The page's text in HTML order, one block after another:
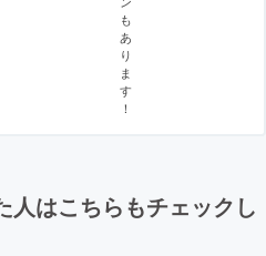
も
あ
り
ま
す
！
人はこちらもチェックし